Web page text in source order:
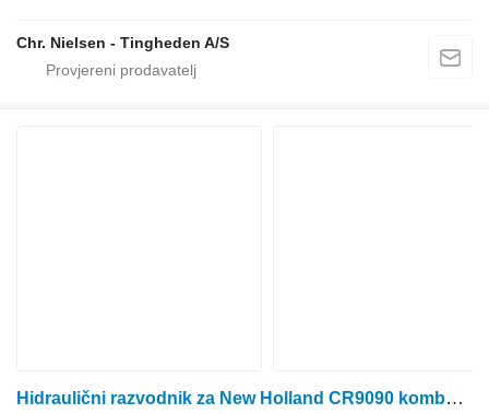
Chr. Nielsen - Tingheden A/S
Hidraulični razvodnik za New Holland CR9090 kombajna za žito